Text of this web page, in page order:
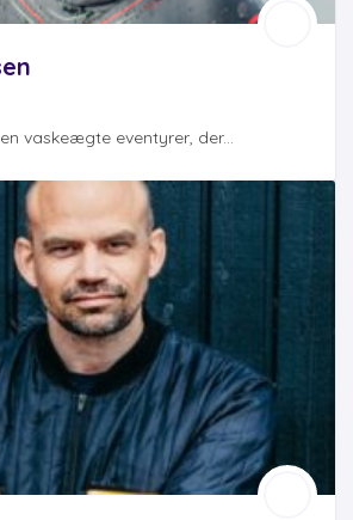
vaskeægte eventyrer, der...